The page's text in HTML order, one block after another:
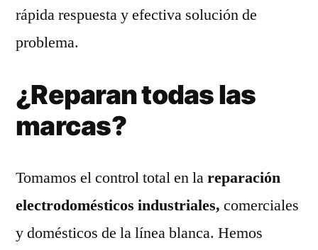
rápida respuesta y efectiva solución de
problema.
¿Reparan todas las
marcas?
Tomamos el control total en lareparación
electrodomésticos industriales, comerciales
y domésticos de la línea blanca. Hemos